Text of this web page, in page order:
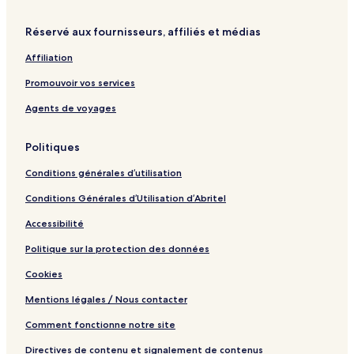
e
o
r
d
w
a
Réservé aux fournisseurs, affiliés et médias
Affiliation
Promouvoir vos services
Agents de voyages
Politiques
Conditions générales d’utilisation
Conditions Générales d’Utilisation d’Abritel
Accessibilité
Politique sur la protection des données
Cookies
Mentions légales / Nous contacter
Comment fonctionne notre site
Directives de contenu et signalement de contenus